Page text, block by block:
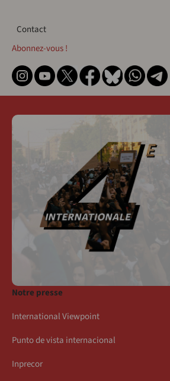
Contact
Contact
Abonnez-vous !
Notre presse
International Viewpoint
Punto de vista internacional
Inprecor